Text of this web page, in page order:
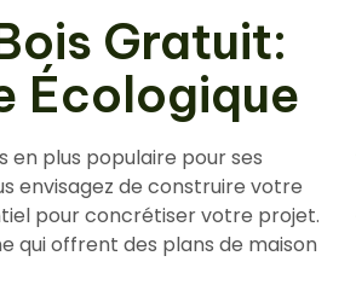
Gratuit:
Écologique
en plus populaire pour ses
envisagez de construire votre
pour concrétiser votre projet.
qui offrent des plans de maison